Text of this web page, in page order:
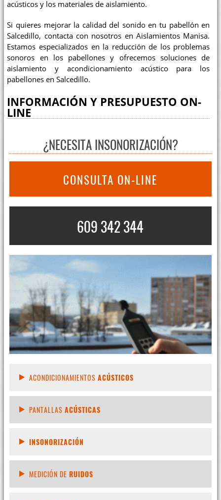
acústicos y los materiales de aislamiento.
Si quieres mejorar la calidad del sonido en tu pabellón en
Salcedillo, contacta con nosotros en Aislamientos Manisa.
Estamos especializados en la reducción de los problemas
sonoros en los pabellones y ofrecemos soluciones de
aislamiento y acondicionamiento acústico para los
pabellones en Salcedillo.
INFORMACIÓN Y PRESUPUESTO ON-
LINE
¿NECESITA INSONORIZACIÓN?
CONSULTA ON-LINE
609 342 344
ACONDICIONAMIENTOS ACÚSTICOS
PANTALLAS ACÚSTICAS
INSONORIZACIÓN
MEDICIÓN DE RUIDOS